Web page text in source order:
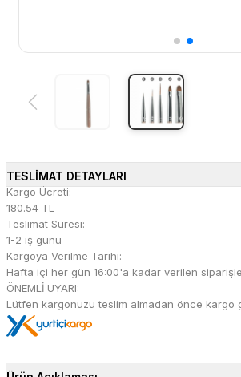
TESLİMAT DETAYLARI
Kargo Ücreti:
180.54 TL
Teslimat Süresi:
1-2 iş günü
Kargoya Verilme Tarihi:
Hafta içi her gün 16:00'a kadar verilen
ÖNEMLİ UYARI:
Lütfen kargonuzu teslim almadan önce kargo